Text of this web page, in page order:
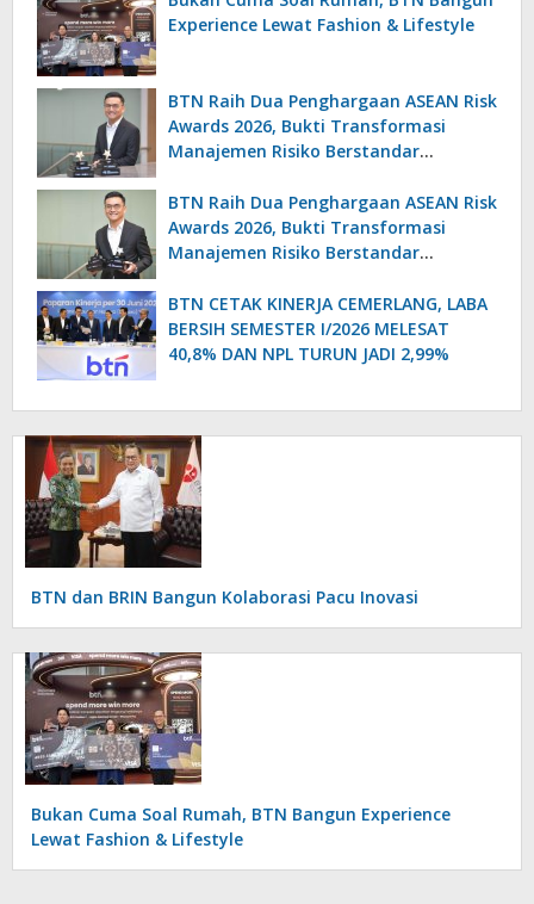
Experience Lewat Fashion & Lifestyle
BTN Raih Dua Penghargaan ASEAN Risk
Awards 2026, Bukti Transformasi
Manajemen Risiko Berstandar
Berkelanjutan
BTN Raih Dua Penghargaan ASEAN Risk
Awards 2026, Bukti Transformasi
Manajemen Risiko Berstandar
Berkelanjutan
BTN CETAK KINERJA CEMERLANG, LABA
BERSIH SEMESTER I/2026 MELESAT
40,8% DAN NPL TURUN JADI 2,99%
BTN dan BRIN Bangun Kolaborasi Pacu Inovasi
Bukan Cuma Soal Rumah, BTN Bangun Experience
Lewat Fashion & Lifestyle